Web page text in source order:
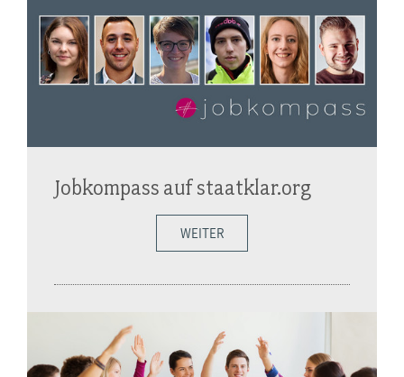
Jobkompass auf staatklar.org
WEITER